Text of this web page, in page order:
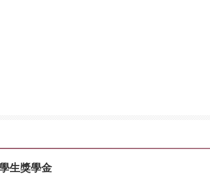
生獎學金